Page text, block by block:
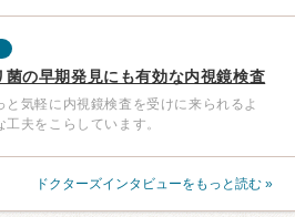
菌の早期発見にも有効な内視鏡検査
と気軽に内視鏡検査を受けに来られるよ
工夫をこらしています。
ドクターズインタビューをもっと読む »